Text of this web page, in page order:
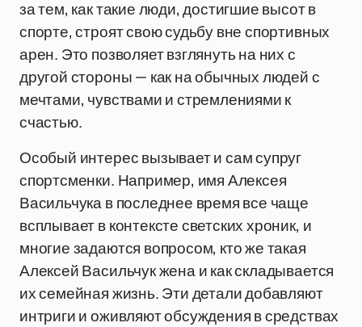
за тем, как такие люди, достигшие высот в
спорте, строят свою судьбу вне спортивных
арен. Это позволяет взглянуть на них с
другой стороны — как на обычных людей с
мечтами, чувствами и стремлениями к
счастью.
Особый интерес вызывает и сам супруг
спортсменки. Например, имя Алексея
Васильчука в последнее время все чаще
всплывает в контексте светских хроник, и
многие задаются вопросом, кто же такая
Алексей Васильчук жена и как складывается
их семейная жизнь. Эти детали добавляют
интриги и оживляют обсуждения в средствах